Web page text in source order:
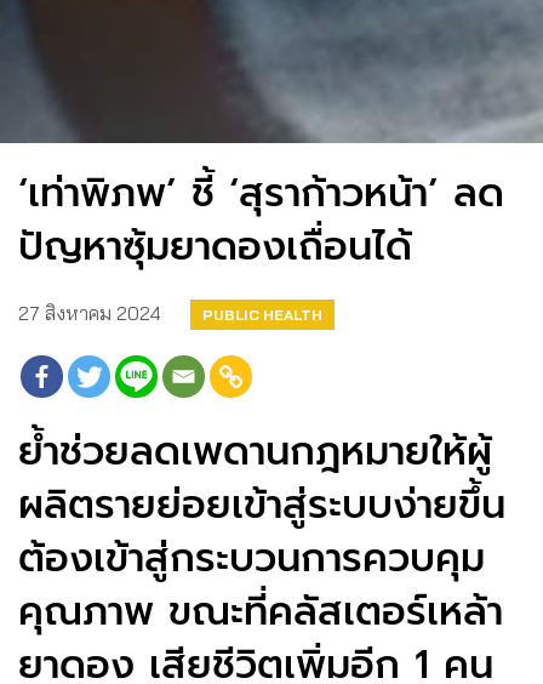
‘เท่าพิภพ’ ชี้ ‘สุราก้าวหน้า’ ลด
ปัญหาซุ้มยาดองเถื่อนได้
27 สิงหาคม 2024 PUBLIC HEALTH
ย้ำช่วยลดเพดานกฎหมายให้ผู้
ผลิตรายย่อยเข้าสู่ระบบง่ายขึ้น
ต้องเข้าสู่กระบวนการควบคุม
คุณภาพ ขณะที่คลัสเตอร์เหล้า
ยาดอง เสียชีวิตเพิ่มอีก 1 คน